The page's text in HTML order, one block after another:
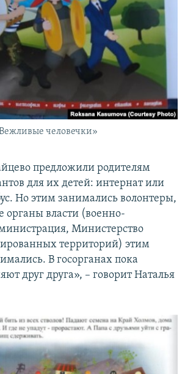
человечки»
предложили родителям
для их детей: интернат или
Но этим занимались волонтеры,
органы власти (военно-
Министерство
территорий) этим
В госорганах пока
друг друга», – говорит Наталья